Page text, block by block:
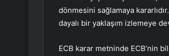
dönmesini sağlamaya
dayalı bir yaklaşım izlemeye
ECB karar metninde ECB’nin